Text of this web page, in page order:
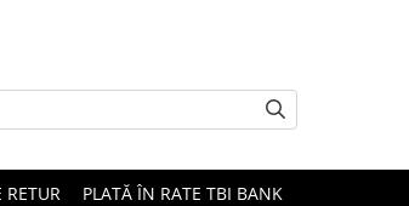
RETUR PLATĂ ÎN RATE TBI BANK